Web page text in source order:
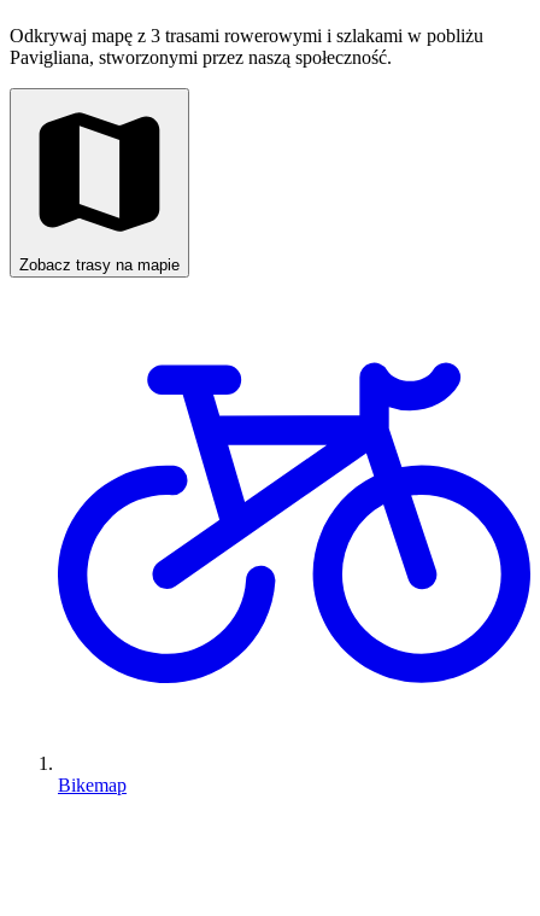
Odkrywaj mapę z 3 trasami rowerowymi i szlakami w pobliżu
Pavigliana, stworzonymi przez naszą społeczność.
Zobacz trasy na mapie
Bikemap